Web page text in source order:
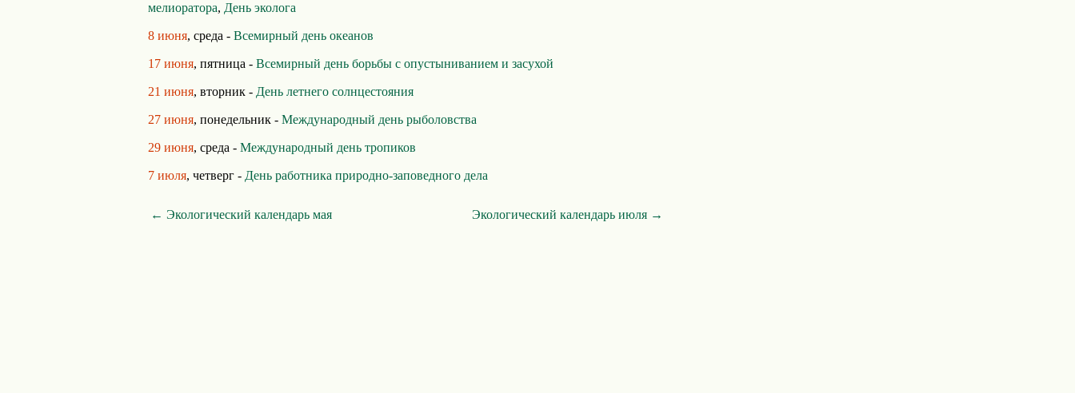
мелиоратора, День эколога
8 июня, среда - Всемирный день океанов
17 июня, пятница - Всемирный день борьбы с опустыниванием и засухой
21 июня, вторник - День летнего солнцестояния
27 июня, понедельник - Международный день рыболовства
29 июня, среда - Международный день тропиков
7 июля, четверг - День работника природно-заповедного дела
← Экологический календарь мая Экологический календарь июля →